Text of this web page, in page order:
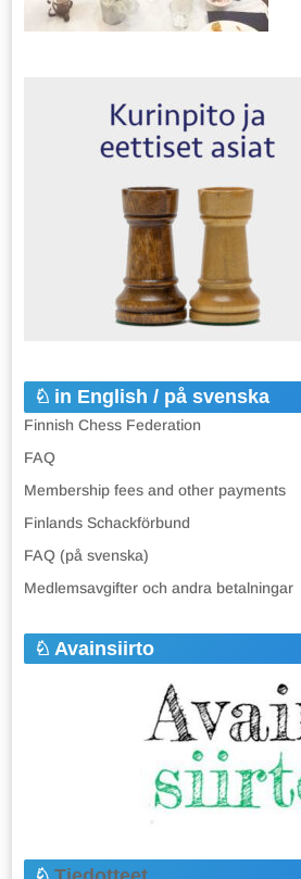
in English / på svenska
Finnish Chess Federation
FAQ
Membership fees and other payments
Finlands Schackförbund
FAQ (på svenska)
Medlemsavgifter och andra betalningar
Avainsiirto